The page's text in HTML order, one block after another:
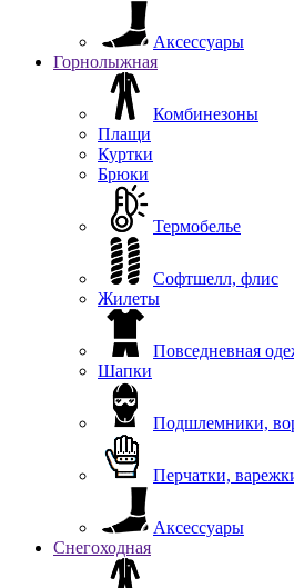
Аксессуары
Горнолыжная
Комбинезоны
Плащи
Куртки
Брюки
Термобелье
Софтшелл, флис
Жилеты
Повседневная
Шапки
Подшлемники,
Перчатки,
Аксессуары
Снегоходная